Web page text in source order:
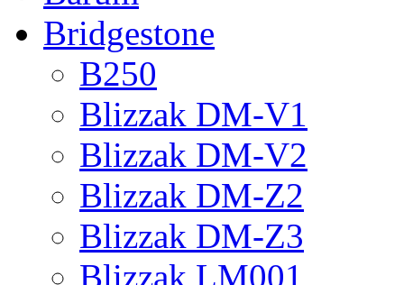
Bridgestone
B250
Blizzak DM-V1
Blizzak DM-V2
Blizzak DM-Z2
Blizzak DM-Z3
Blizzak LM001